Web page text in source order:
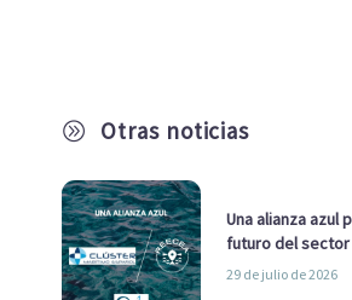
A Otras noticias
Una alianza azul
futuro del
29 de julio de 2026